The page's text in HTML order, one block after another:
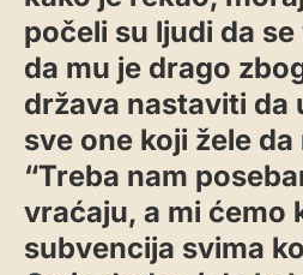
počeli su ljudi da
da mu je drago
država nastaviti da
sve one koji žele
“Treba nam
vraćaju, a mi ćemo
subvencija svima